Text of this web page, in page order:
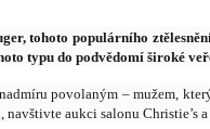
tohoto populárního
typu do podvědomí široké
povolaným – mužem,
aukci salonu Christie’s